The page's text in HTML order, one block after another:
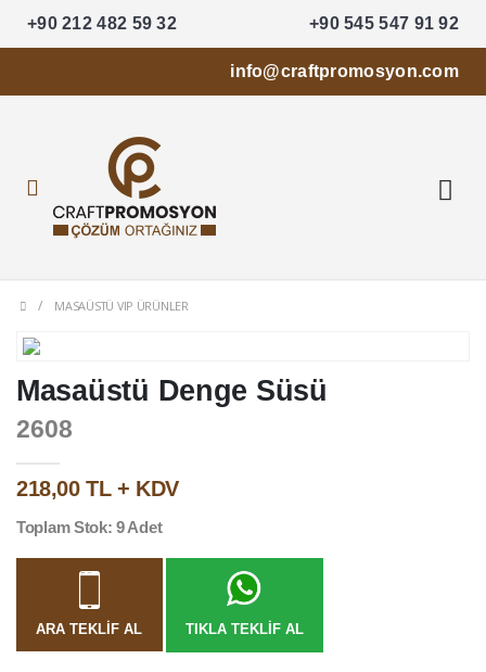
+90 212 482 59 32 +90 545 547 91 92
info@craftpromosyon.com
MASAÜSTÜ VIP ÜRÜNLER
Masaüstü Denge Süsü
2608
218,00 TL + KDV
Toplam Stok: 9 Adet
ARA TEKLIF AL TIKLA TEKLIF AL